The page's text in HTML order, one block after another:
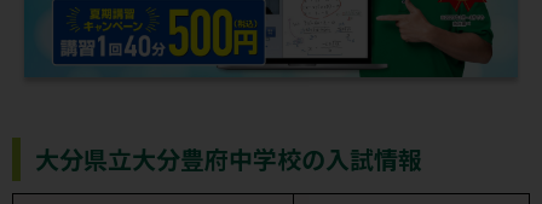
大分県立大分豊府中学校の入試情報